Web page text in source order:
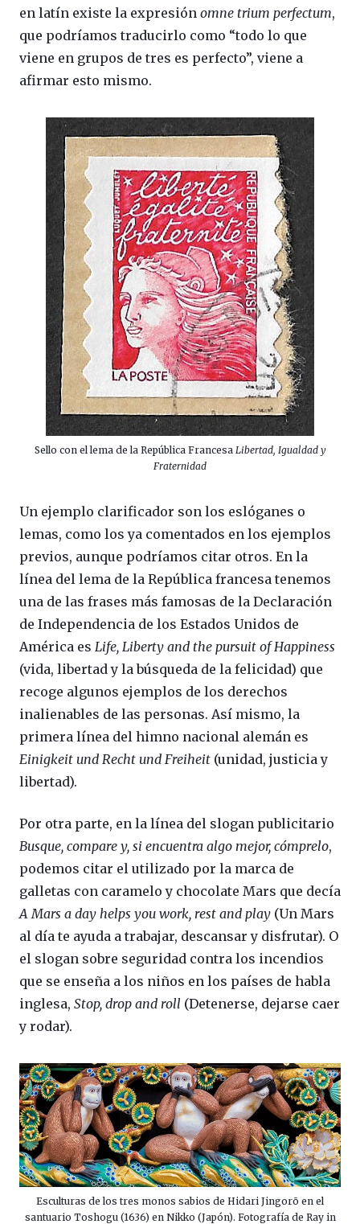
en latín existe la expresión omne trium perfectum,
que podríamos traducirlo como “todo lo que
viene en grupos de tres es perfecto”, viene a
afirmar esto mismo.
Sello con el lema de la República Francesa Libertad, Igualdad y
Fraternidad
Un ejemplo clarificador son los eslóganes o
lemas, como los ya comentados en los ejemplos
previos, aunque podríamos citar otros. En la
línea del lema de la República francesa tenemos
una de las frases más famosas de la Declaración
de Independencia de los Estados Unidos de
América es Life, Liberty and the pursuit of Happiness
(vida, libertad y la búsqueda de la felicidad) que
recoge algunos ejemplos de los derechos
inalienables de las personas. Así mismo, la
primera línea del himno nacional alemán es
Einigkeit und Recht und Freiheit (unidad, justicia y
libertad).
Por otra parte, en la línea del slogan publicitario
Busque, compare y, si encuentra algo mejor, cómprelo,
podemos citar el utilizado por la marca de
galletas con caramelo y chocolate Mars que decía
A Mars a day helps you work, rest and play (Un Mars
al día te ayuda a trabajar, descansar y disfrutar). O
el slogan sobre seguridad contra los incendios
que se enseña a los niños en los países de habla
inglesa, Stop, drop and roll (Detenerse, dejarse caer
y rodar).
Esculturas de los tres monos sabios de Hidari Jingorō en el
santuario Toshogu (1636) en Nikko (Japón). Fotografía de Ray in